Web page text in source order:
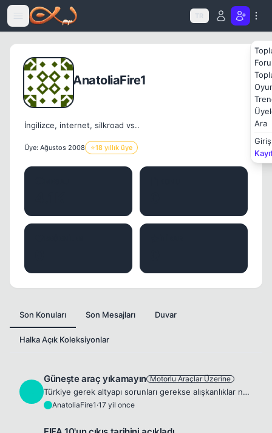
Icerige atla
TR
Ara
Giriş
AnatoliaFire1
İngilizce, internet, silkroad vs..
Üye: Ağustos 2008 ⭐18 yıllık üye
Son Konuları Son Mesajları Duvar
Halka Açık Koleksiyonlar
Güneşte araç yıkamayın Motorlu Araçlar Üzerine
Türkiye gerek altyapı sorunları gerekse alışkanlıklar nedeniyle otomobillerin çok temiz gezmediği ülkeler arasında. Ancak son yıllarda kadınların trafiğe daha çok çıkması ve farklı yıkama yöntemlerin...
AnatoliaFire1 ·17 yil once